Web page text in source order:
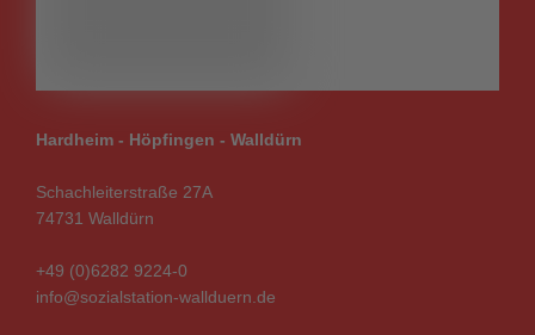
Hardheim - Höpfingen - Walldürn
Schachleiterstraße 27A
74731 Walldürn
+49 (0)6282 9224-0
info@sozialstation-wallduern.de